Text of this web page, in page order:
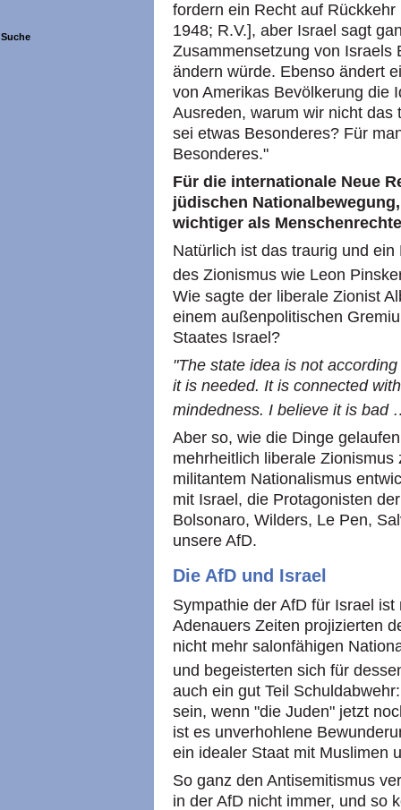
Suche
fordern ein Recht auf
1948; R.V.], aber Israel sagt
Zusammensetzung von Israels
ändern würde. Ebenso ändert
von Amerikas Bevölkerung die
Ausreden, warum wir nicht
sei etwas Besonderes? Für
Besonderes."
Für die internationale Neue
jüdischen
wichtiger als
Natürlich ist das traurig und
des Zionismus wie Leon
Wie sagte der liberale Zionist
einem außenpolitischen
Staates Israel?
"The state idea is not
it is needed. It is connected
mindedness. I believe it is bad
Aber so, wie die Dinge
mehrheitlich liberale
militantem Nationalismus
mit Israel, die Protagonisten
Bolsonaro, Wilders, Le Pen,
unsere AfD.
Die AfD und Israel
Sympathie der AfD für Israel
Adenauers Zeiten projizierten
nicht mehr salonfähigen
und begeisterten sich für
auch ein gut Teil
sein, wenn "die Juden" jetzt
ist es unverhohlene
ein idealer Staat mit Muslimen
So ganz den Antisemitismus
in der AfD nicht immer, und so